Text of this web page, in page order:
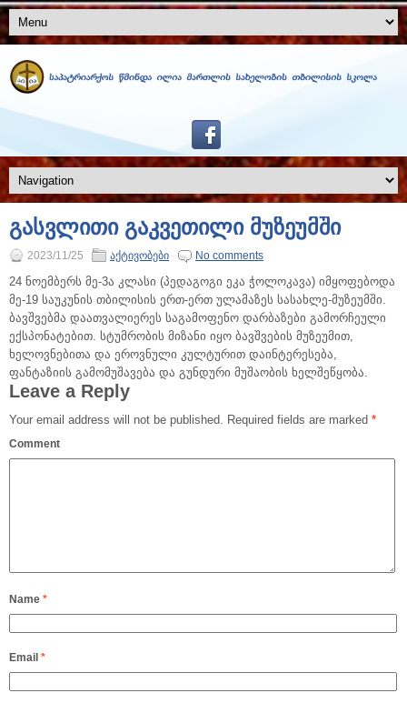
გასვლითი გაკვეთილი მუზეუმში
2023/11/25 აქტივობები No comments
24 ნოემბერს მე-3ა კლასი (პედაგოგი ეკა ჭოლოკავა) იმყოფებოდა
მე-19 საუკუნის თბილისის ერთ-ერთ ულამაზეს სასახლე-მუზეუმში.
ბავშვებმა დაათვალიერეს საგამოფენო დარბაზები გამორჩეული
ექსპონატებით. სტუმრობის მიზანი იყო ბავშვების მუზეუმით,
ხელოვნებითა და ეროვნული კულტურით დაინტერესება,
ფანტაზიის გამომუშავება და გუნდური მუშაობის ხელშეწყობა.
Leave a Reply
Your email address will not be published. Required fields are marked *
Comment
Name *
Email *